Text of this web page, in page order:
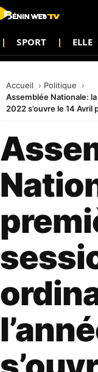
SPORT ELLE
Accueil
Politique
Assemblée Nationale:
2022 s’ouvre le 14 Avril